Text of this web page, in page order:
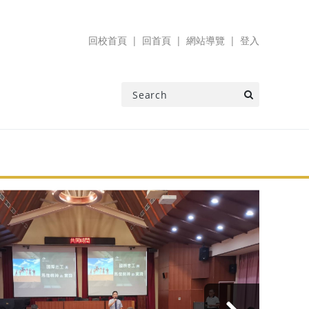
回校首頁 回首頁 網站導覽 登入